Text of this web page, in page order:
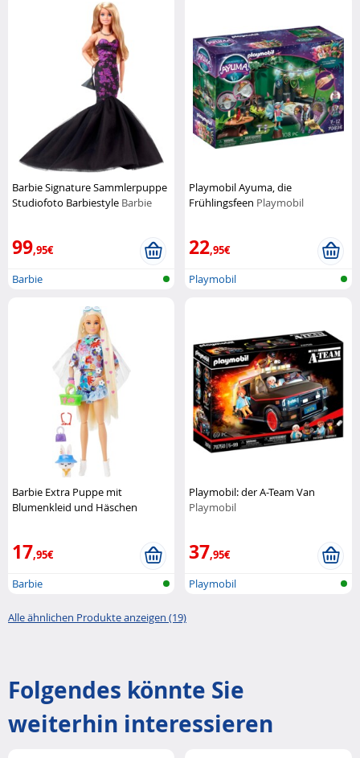
Barbie Signature Sammlerpuppe
Studiofoto Barbiestyle Barbie
99,95€
Barbie
Playmobil Ayuma, die
Frühlingsfeen Playmobil
22,95€
Playmobil
Barbie Extra Puppe mit
Blumenkleid und Häschen
17,95€
Barbie
Playmobil: der A-Team Van
Playmobil
37,95€
Playmobil
Alle ähnlichen Produkte anzeigen (19)
Folgendes könnte Sie
weiterhin interessieren